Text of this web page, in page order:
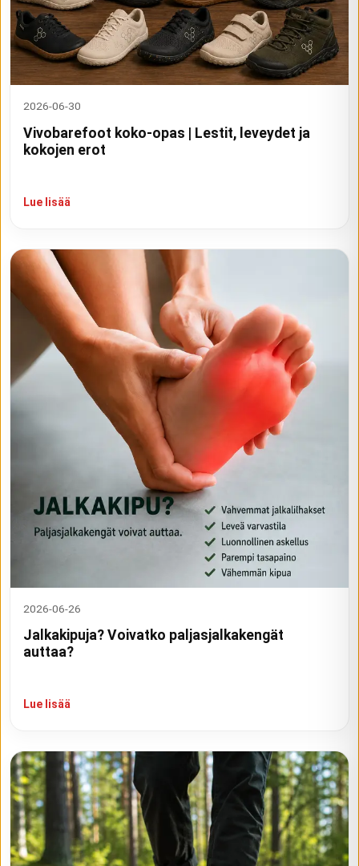
2026-06-30
Vivobarefoot koko-opas | Lestit, leveydet ja
kokojen erot
Lue lisää
2026-06-26
Jalkakipuja? Voivatko paljasjalkakengät
auttaa?
Lue lisää